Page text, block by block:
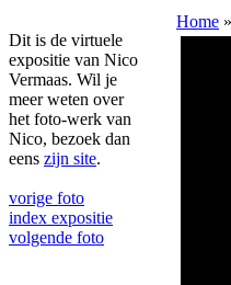
Dit is de virtuele
expositie van Nico
Vermaas. Wil je
meer weten over
het foto-werk van
Nico, bezoek dan
eens zijn site.
vorige foto
index expositie
volgende foto
Home »